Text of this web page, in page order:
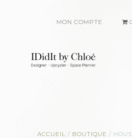
MON COMPTE
ACCUEIL / BOUTIQUE /